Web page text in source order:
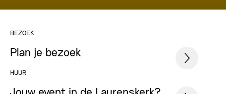
BEZOEK
Plan je bezoek
HUUR